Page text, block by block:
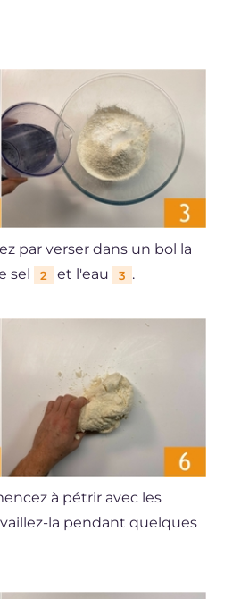
par verser dans un bol la
sel 2 et l'eau 3 .
à pétrir avec les
la pendant quelques